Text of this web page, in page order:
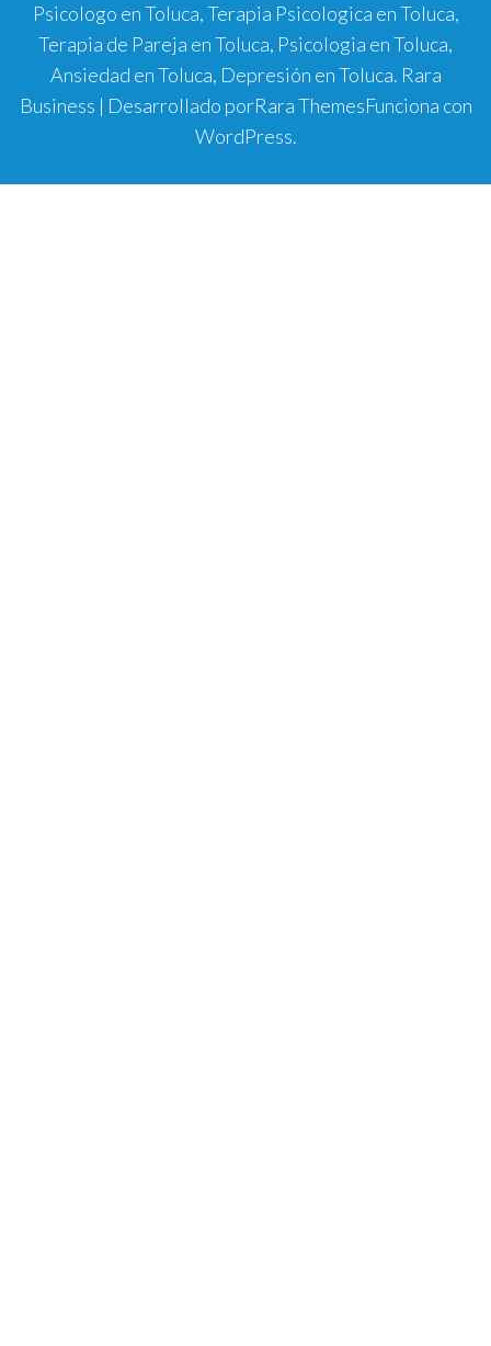
Psicologo en Toluca, Terapia Psicologica en Toluca,
Terapia de Pareja en Toluca, Psicologia en Toluca,
Ansiedad en Toluca, Depresión en Toluca. Rara
Business | Desarrollado porRara ThemesFunciona con
WordPress.